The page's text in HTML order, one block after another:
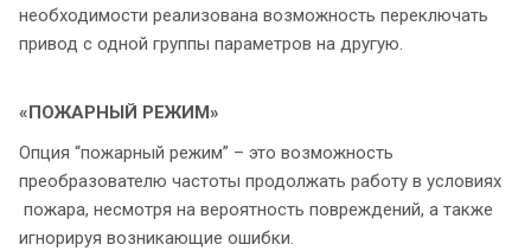
необходимости реализована возможность переключать
привод с одной группы параметров на другую.
«ПОЖАРНЫЙ РЕЖИМ»
Опция “пожарный режим” – это возможность
преобразователю частоты продолжать работу в условиях
пожара, несмотря на вероятность повреждений, а также
игнорируя возникающие ошибки.